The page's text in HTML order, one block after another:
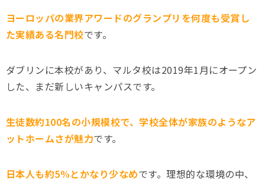
ヨーロッパの業界アワードのグランプリを何度も受賞し
た実績ある名門校です。
ダブリンに本校があり、マルタ校は2019年1月にオープン
した、まだ新しいキャンパスです。
生徒数約100名の小規模校で、学校全体が家族のようなア
ットホームさが魅力です。
日本人も約5%とかなり少なめです。理想的な環境の中、